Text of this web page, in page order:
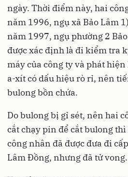
ngày. Thời điểm này, hai
năm 1996, ngụ xã Bảo Lâm
năm 1997, ngụ phường 2
được xác định là đi kiểm tra
máy của công ty và phát
a-xít có dấu hiệu rò rỉ, nên
bulong bồn chứa.
Do bulong bị gỉ sét, nên hai
cắt chạy pin để cắt bulong thì
công nhân đã được đưa đi
Lâm Đồng, nhưng đã tử vong.